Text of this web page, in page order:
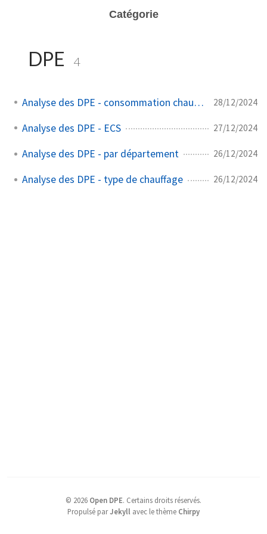
Catégorie
DPE 4
Analyse des DPE - consommation chauffage 28/12/2024
Analyse des DPE - ECS 27/12/2024
Analyse des DPE - par département 26/12/2024
Analyse des DPE - type de chauffage 26/12/2024
© 2026 Open DPE. Certains droits réservés.
Propulsé parJekyll avec le thème Chirpy